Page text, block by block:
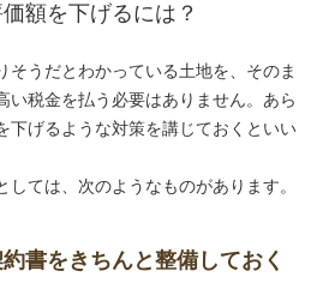
額を下げるには？
そうだとわかっている土地を、そのま
い税金を払う必要はありません。あら
下げるような対策を講じておくといい
ては、次のようなものがあります。
書をきちんと整備しておく